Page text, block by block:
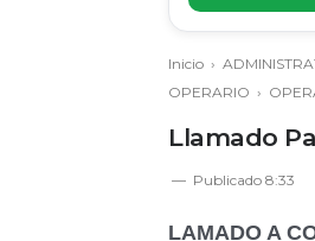
Inicio ›
OPERARIO ›
Llamado
Publicado 8:33
LAMADO A